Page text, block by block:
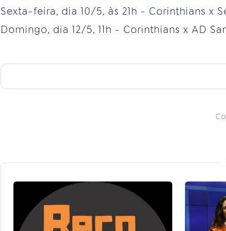
Sexta-feira, dia 10/5, às 21h - Corinthians x
Domingo, dia 12/5, 11h - Corinthians x AD